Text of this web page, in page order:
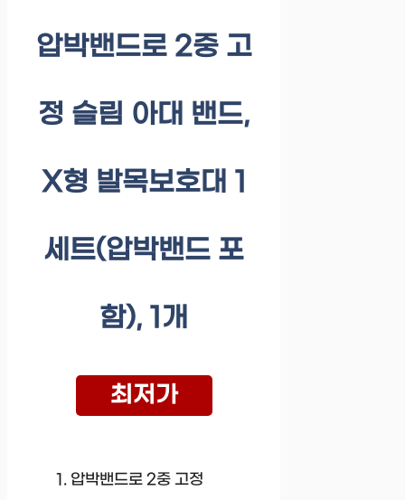
압박밴드로 2중 고
정 슬림 아대 밴드,
X형 발목보호대 1
세트(압박밴드 포
함), 1개
최저가
압박밴드로 2중 고정